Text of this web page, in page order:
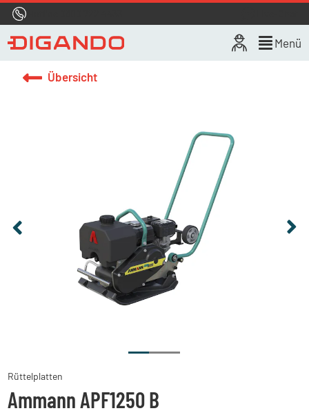
Menü
Übersicht
Rüttelplatten
Ammann APF1250 B